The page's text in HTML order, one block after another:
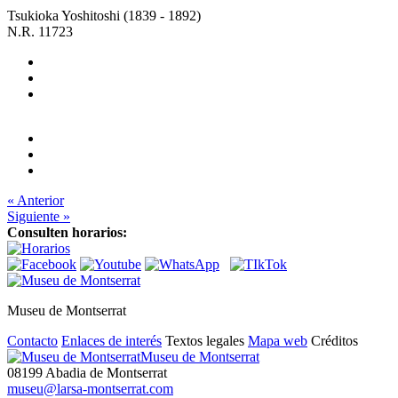
Tsukioka Yoshitoshi (1839 - 1892)
N.R. 11723
« Anterior
Siguiente »
Consulten horarios:
Museu de Montserrat
Contacto Enlaces de interés Textos legales Mapa web Créditos
Museu de Montserrat
08199 Abadia de Montserrat
museu@larsa-montserrat.com